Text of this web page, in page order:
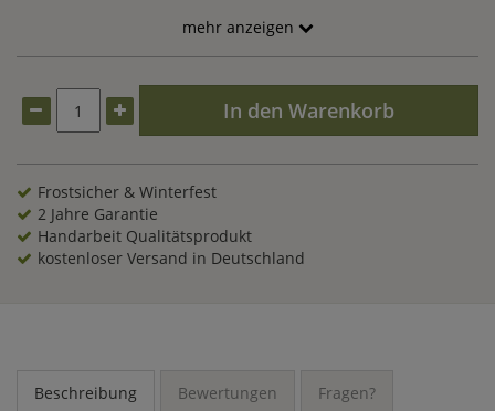
Verarbeitung kombiniert zeitloses Design mit hoher
Funktionalität.
mehr anzeigen
In den Warenkorb
Frostsicher & Winterfest
2 Jahre Garantie
Handarbeit Qualitätsprodukt
kostenloser Versand in Deutschland
Beschreibung Bewertungen Fragen?